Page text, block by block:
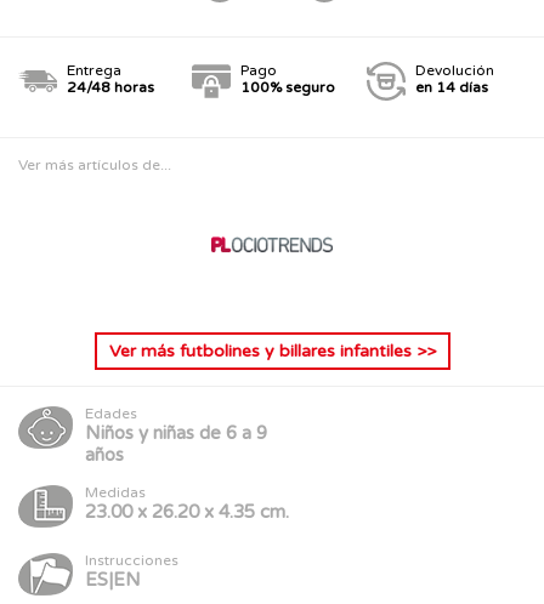
Entrega
24/48 horas
Pago
100% seguro
Devolución
en 14 días
Ver más artículos de...
Ver más futbolines y billares infantiles>>
Edades
Niños y niñas de 6 a 9
años
Medidas
23.00 x 26.20 x 4.35 cm.
Instrucciones
ES|EN